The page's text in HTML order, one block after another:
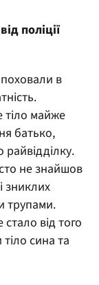
поліції
в
тіло майже
батько,
не знайшов
зниклих
трупами.
від того
сина та